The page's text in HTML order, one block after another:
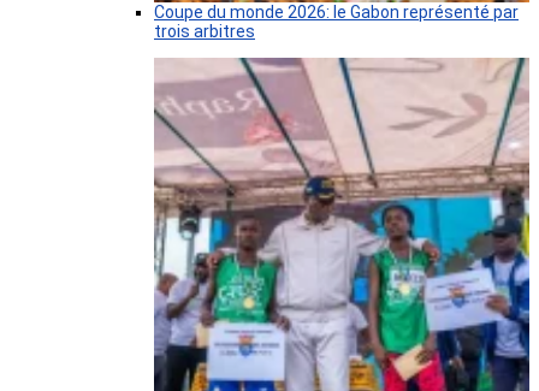
Coupe du monde 2026: le Gabon représenté par
trois arbitres